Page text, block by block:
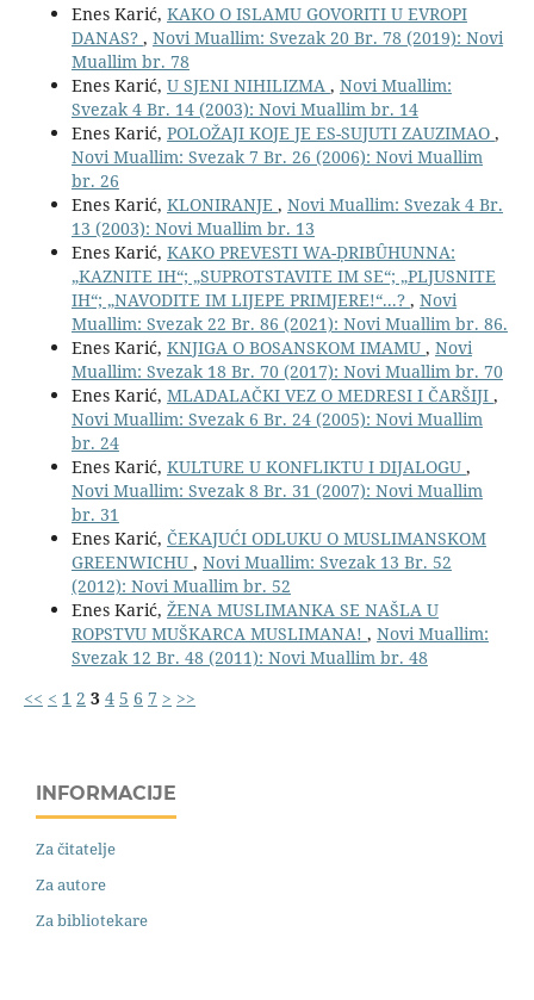
Enes Karić, KAKO O ISLAMU GOVORITI U EVROPI
DANAS? , Novi Muallim: Svezak 20 Br. 78 (2019): Novi
Muallim br. 78
Enes Karić, U SJENI NIHILIZMA , Novi Muallim:
Svezak 4 Br. 14 (2003): Novi Muallim br. 14
Enes Karić, POLOŽAJI KOJE JE ES-SUJUTI ZAUZIMAO ,
Novi Muallim: Svezak 7 Br. 26 (2006): Novi Muallim
br. 26
Enes Karić, KLONIRANJE , Novi Muallim: Svezak 4 Br.
13 (2003): Novi Muallim br. 13
Enes Karić, KAKO PREVESTI WA-ḌRIBȖHUNNA:
„KAZNITE IH“; „SUPROTSTAVITE IM SE“; „PLJUSNITE
IH“; „NAVODITE IM LIJEPE PRIMJERE!“...? , Novi
Muallim: Svezak 22 Br. 86 (2021): Novi Muallim br. 86.
Enes Karić, KNJIGA O BOSANSKOM IMAMU , Novi
Muallim: Svezak 18 Br. 70 (2017): Novi Muallim br. 70
Enes Karić, MLADALAČKI VEZ O MEDRESI I ČARŠIJI ,
Novi Muallim: Svezak 6 Br. 24 (2005): Novi Muallim
br. 24
Enes Karić, KULTURE U KONFLIKTU I DIJALOGU ,
Novi Muallim: Svezak 8 Br. 31 (2007): Novi Muallim
br. 31
Enes Karić, ČEKAJUĆI ODLUKU O MUSLIMANSKOM
GREENWICHU , Novi Muallim: Svezak 13 Br. 52
(2012): Novi Muallim br. 52
Enes Karić, ŽENA MUSLIMANKA SE NAŠLA U
ROPSTVU MUŠKARCA MUSLIMANA! , Novi Muallim:
Svezak 12 Br. 48 (2011): Novi Muallim br. 48
<< < 1 2 3 4 5 6 7 > >>
INFORMACIJE
Za čitatelje
Za autore
Za bibliotekare